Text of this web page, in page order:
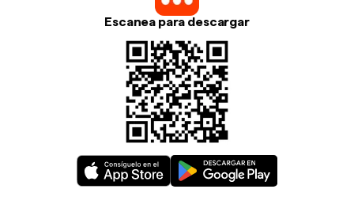
Escanea para descargar